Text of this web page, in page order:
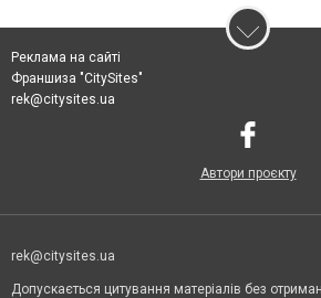
Реклама на сайті
Франшиза "CitySites"
rek@citysites.ua
Автори проєкту
rek@citysites.ua
Допускається цитування матеріалів без